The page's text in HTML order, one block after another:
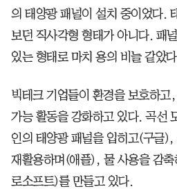
의 태양광 패널이 설치 중이었다.
보던 직사각형 형태가 아니다. 패
있는 형태로 마치 용의 비늘 같았
빅테크 기업들이 환경을 보호하고
가능 활동을 강화하고 있다. 곡선
인의 태양광 패널을 입히고(구글
재활용하며(애플), 물 사용을 감
로소프트)를 만들고 있다.